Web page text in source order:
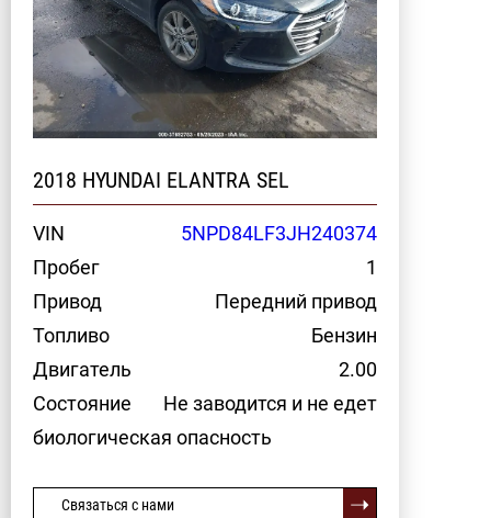
2018 HYUNDAI ELANTRA SEL
VIN
5NPD84LF3JH240374
Пробег
1
Привод
Передний привод
Топливо
Бензин
Двигатель
2.00
Состояние
Не заводится и не едет
биологическая опасность
Связаться с нами